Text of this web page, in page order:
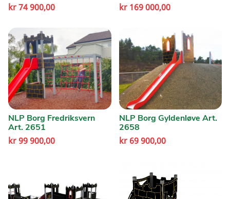
kr74 900,00
kr169 000,00
NLP Borg Fredriksvern
Art. 2651
kr99 900,00
NLP Borg Gyldenløve Art.
2658
kr69 900,00